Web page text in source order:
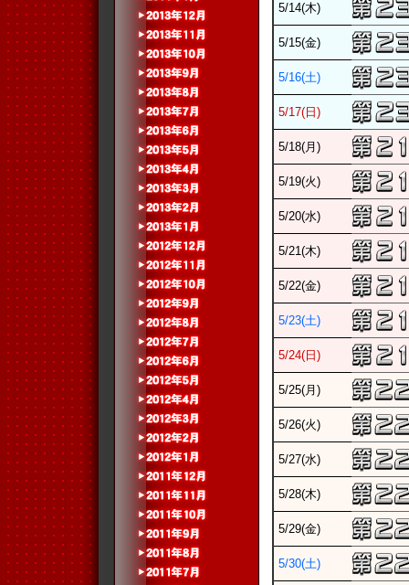
5/14(木)
5/15(金)
5/16(土)
5/17(日)
5/18(月)
5/19(火)
5/20(水)
5/21(木)
5/22(金)
5/23(土)
5/24(日)
5/25(月)
5/26(火)
5/27(水)
5/28(木)
5/29(金)
5/30(土)